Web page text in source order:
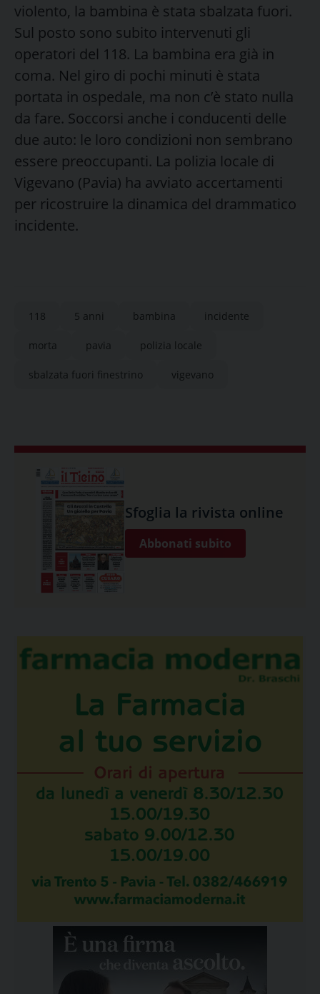
violento, la bambina è stata sbalzata fuori.
Sul posto sono subito intervenuti gli
operatori del 118. La bambina era già in
coma. Nel giro di pochi minuti è stata
portata in ospedale, ma non c’è stato nulla
da fare. Soccorsi anche i conducenti delle
due auto: le loro condizioni non sembrano
essere preoccupanti. La polizia locale di
Vigevano (Pavia) ha avviato accertamenti
per ricostruire la dinamica del drammatico
incidente.
118 5 anni bambina incidente
morta pavia polizia locale
sbalzata fuori finestrino vigevano
Sfoglia la rivista online
Abbonati subito